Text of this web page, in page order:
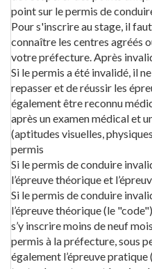
point sur le permis de
Pour s'inscrire au stage, il
connaître les centres agréés
votre préfecture. Après
Si le permis a été invalidé, il
repasser et de réussir les
également être reconnu
après un examen médical et
(aptitudes visuelles,
permis
Si le permis de conduire
l’épreuve théorique et
Si le permis de conduire
l’épreuve théorique (le
s’y inscrire moins de neuf
permis à la préfecture, sous
également l’épreuve